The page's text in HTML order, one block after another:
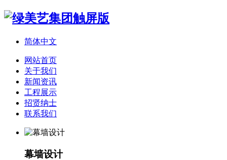
简体中文
网站首页
关于我们
新闻资讯
工程展示
招贤纳士
联系我们
幕墙设计